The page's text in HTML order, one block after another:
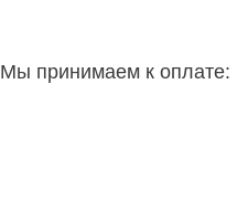
Мы принимаем к оплате: